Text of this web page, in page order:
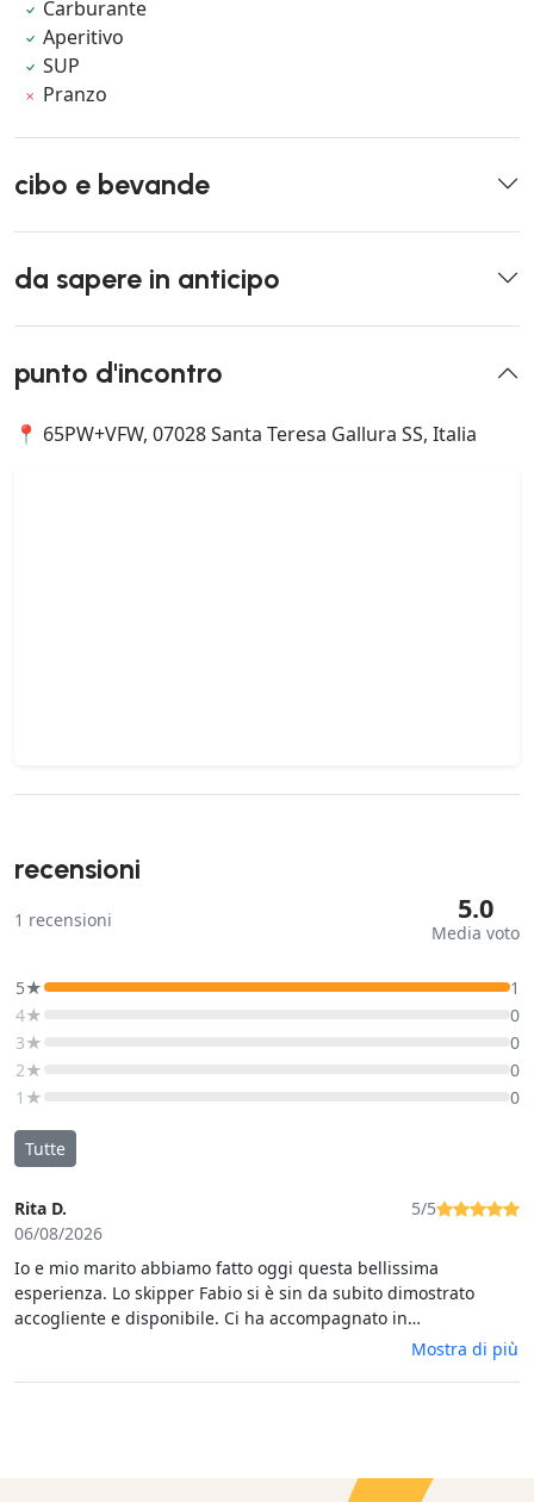
Carburante
Aperitivo
SUP
Pranzo
cibo e bevande
da sapere in anticipo
punto d'incontro
📍 65PW+VFW, 07028 Santa Teresa Gallura SS, Italia
recensioni
1 recensioni 5.0
Media voto
5★
1
4★
0
3★
0
2★
0
1★
0
Tutte
Rita D.
06/08/2026
5/5
Io e mio marito abbiamo fatto oggi questa bellissima
esperienza. Lo skipper Fabio si è sin da subito dimostrato
accogliente e disponibile. Ci ha accompagnato in
soste per il bagno, mare cristallino. Ringrazio ancora Fabio che
Mostra di più